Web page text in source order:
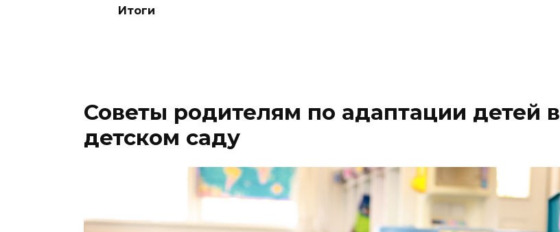
Итоги
Советы родителям по адаптации детей в
детском саду